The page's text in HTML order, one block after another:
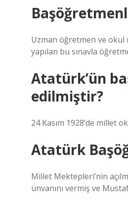
Uzman öğretmen ve okul
yapılan bu sınavla
Atatürk’ün
edilmiştir?
24 Kasım 1928’de millet
Atatürk
Millet Mektepleri’nin
ünvanını vermiş ve